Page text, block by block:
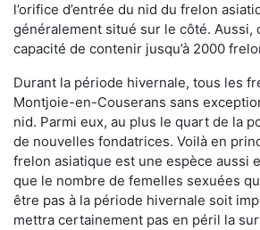
l’orifice d’entrée du nid du frelon
généralement situé sur le côté. Aussi,
capacité de contenir jusqu’à 2000
Durant la période hivernale, tous les
Montjoie-en-Couserans sans
nid. Parmi eux, au plus le quart de la
de nouvelles fondatrices. Voilà en
frelon asiatique est une espèce aussi
que le nombre de femelles sexuées
être pas à la période hivernale soit
mettra certainement pas en péril la